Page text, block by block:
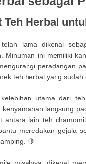
Teh Herbal
lama dikenal
Minuman ini memiliki
peradangan
teh herbal yang
utama dari
kenyamanan langsung
antara lain teh
meredakan gejala
🍋